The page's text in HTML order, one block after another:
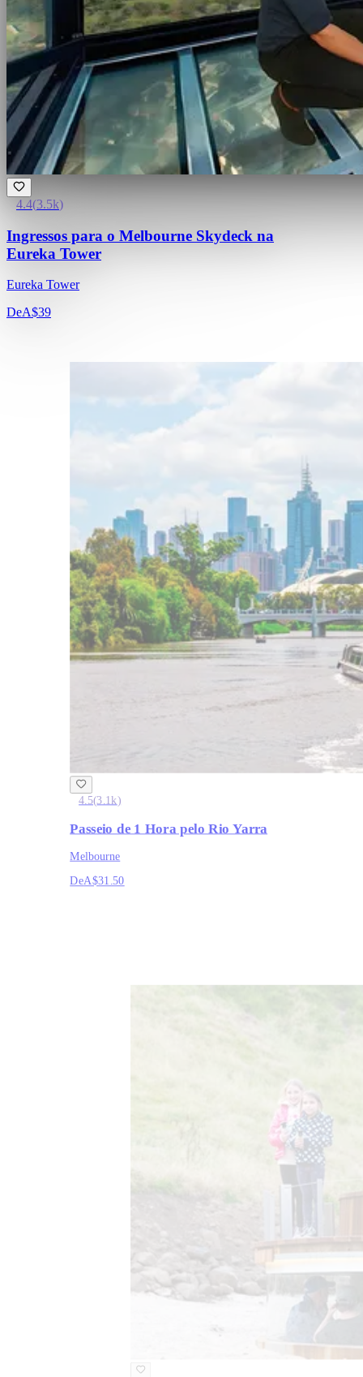
4.4(3.5k)
Ingressos para o Melbourne Skydeck na
Eureka Tower
Eureka Tower
DeA$39
4.5(3.1k)
Passeio de 1 Hora pelo Rio Yarra
Melbourne
DeA$31.50